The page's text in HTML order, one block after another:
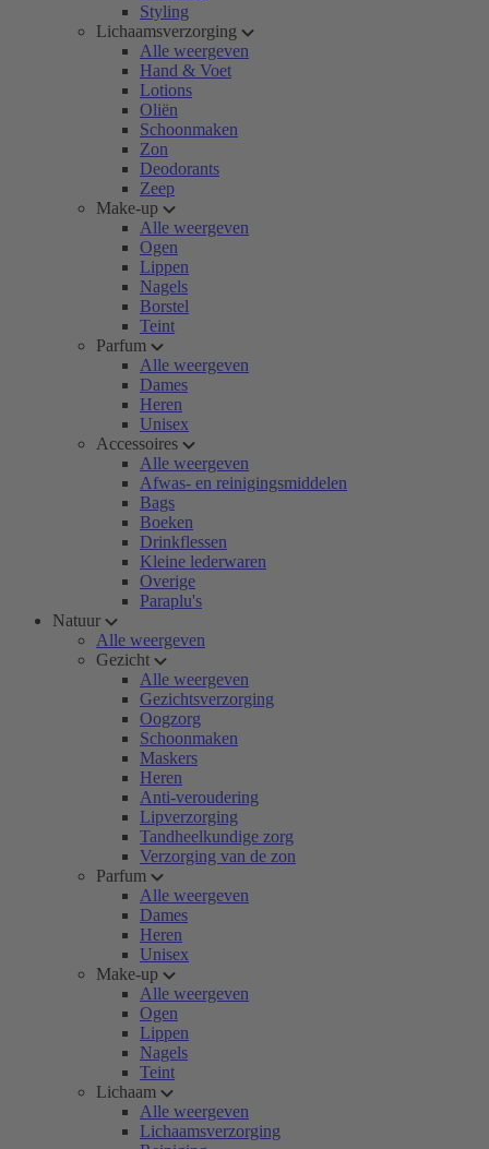
Styling
Lichaamsverzorging
Alle weergeven
Hand & Voet
Lotions
Oliën
Schoonmaken
Zon
Deodorants
Zeep
Make-up
Alle weergeven
Ogen
Lippen
Nagels
Borstel
Teint
Parfum
Alle weergeven
Dames
Heren
Unisex
Accessoires
Alle weergeven
Afwas- en reinigingsmiddelen
Bags
Boeken
Drinkflessen
Kleine lederwaren
Overige
Paraplu's
Natuur
Alle weergeven
Gezicht
Alle weergeven
Gezichtsverzorging
Oogzorg
Schoonmaken
Maskers
Heren
Anti-veroudering
Lipverzorging
Tandheelkundige zorg
Verzorging van de zon
Parfum
Alle weergeven
Dames
Heren
Unisex
Make-up
Alle weergeven
Ogen
Lippen
Nagels
Teint
Lichaam
Alle weergeven
Lichaamsverzorging